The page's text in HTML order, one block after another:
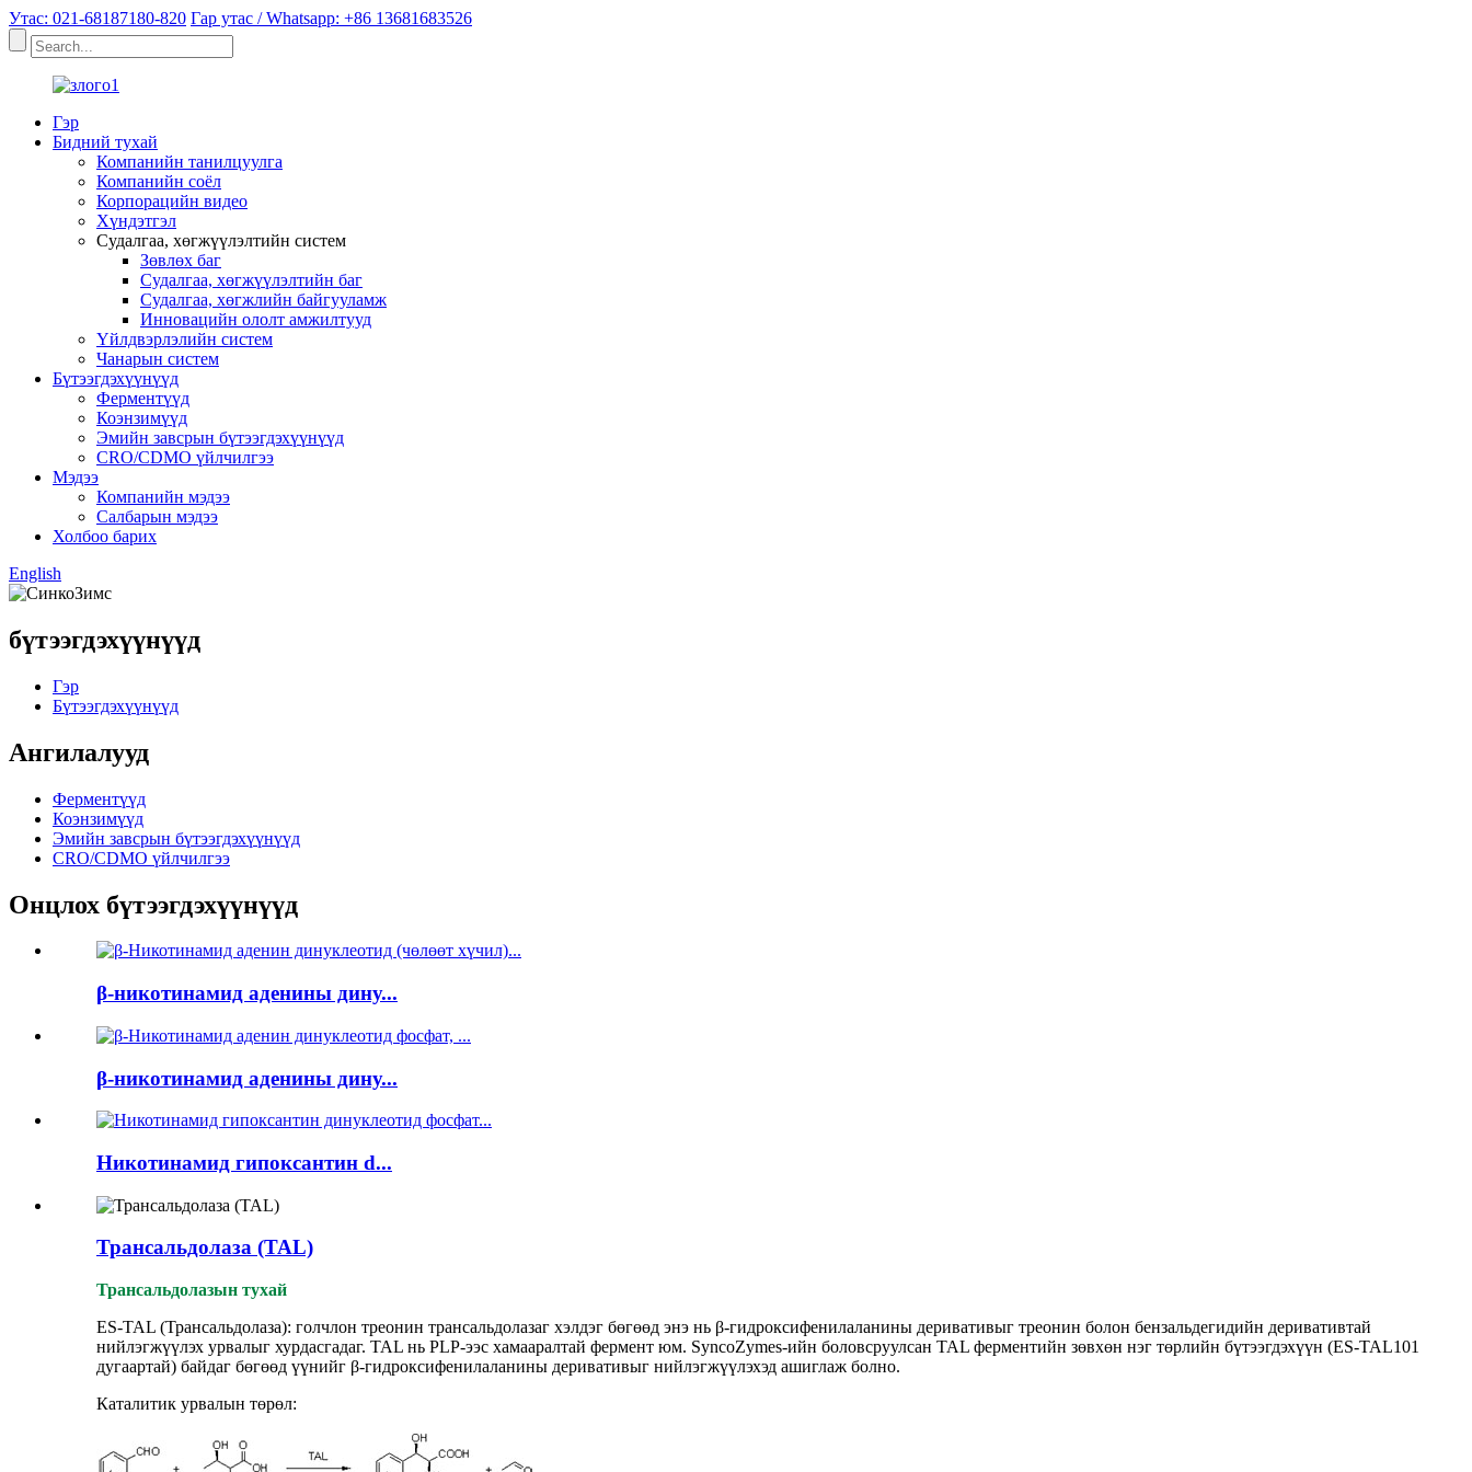
Утас: 021-68187180-820 Гар утас / Whatsapp: +86 13681683526
Гэр
Бидний тухай
Компанийн танилцуулга
Компанийн соёл
Корпорацийн видео
Хүндэтгэл
Судалгаа, хөгжүүлэлтийн систем
Зөвлөх баг
Судалгаа, хөгжүүлэлтийн баг
Судалгаа, хөгжлийн байгууламж
Инновацийн ололт амжилтууд
Үйлдвэрлэлийн систем
Чанарын систем
Бүтээгдэхүүнүүд
Ферментүүд
Коэнзимүүд
Эмийн завсрын бүтээгдэхүүнүүд
CRO/CDMO үйлчилгээ
Мэдээ
Компанийн мэдээ
Салбарын мэдээ
Холбоо барих
English
бүтээгдэхүүнүүд
Гэр
Бүтээгдэхүүнүүд
Ангилалууд
Ферментүүд
Коэнзимүүд
Эмийн завсрын бүтээгдэхүүнүүд
CRO/CDMO үйлчилгээ
Онцлох бүтээгдэхүүнүүд
β-никотинамид аденины дину...
β-никотинамид аденины дину...
Никотинамид гипоксантин d...
Трансальдолаза (TAL)
Трансальдолазын тухай
ES-TAL (Трансальдолаза): голчлон треонин трансальдолазаг хэлдэг бөгөөд энэ нь β-гидроксифенилаланины деривативыг треонин болон бензальдегидийн деривативтай
нийлэгжүүлэх урвалыг хурдасгадаг. TAL нь PLP-ээс хамааралтай фермент юм. SyncoZymes-ийн боловсруулсан TAL ферментийн зөвхөн нэг төрлийн бүтээгдэхүүн (ES-TAL101
дугаартай) байдаг бөгөөд үүнийг β-гидроксифенилаланины деривативыг нийлэгжүүлэхэд ашиглаж болно.
Каталитик урвалын төрөл: